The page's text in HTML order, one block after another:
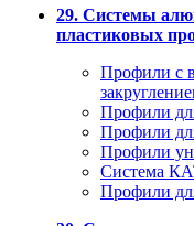
29. Системы
пластиковых
Профили с
Профили
Профили
Профили
Система
Профили